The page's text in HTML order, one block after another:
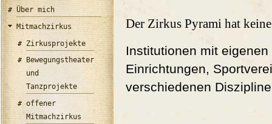
Über mich
Mitmachzirkus
Zirkusprojekte
Bewegungstheater
und
Tanzprojekte
offener
Mitmachzirkus
Der Zirkus Pyrami hat
Institutionen mit
Einrichtungen,
verschiedenen